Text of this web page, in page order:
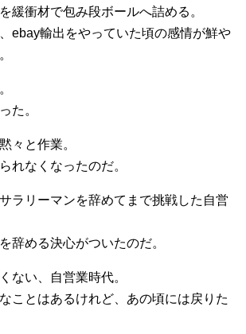
緩衝材で包み段ボールへ詰める。
ebay輸出をやっていた頃の感情が鮮や
た。
々と作業。
れなくなったのだ。
ラリーマンを辞めてまで挑戦した自営
辞める決心がついたのだ。
ない、自営業時代。
ことはあるけれど、あの頃には戻りた